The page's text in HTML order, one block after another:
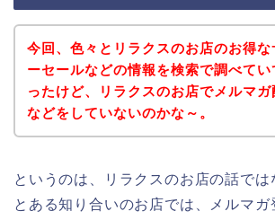
今回、色々とリラクスのお店のお得な
ーセールなどの情報を検索で調べてい
ったけど、リラクスのお店でメルマガ
などをしていないのかな～。
というのは、リラクスのお店の話では
とある知り合いのお店では、メルマガ